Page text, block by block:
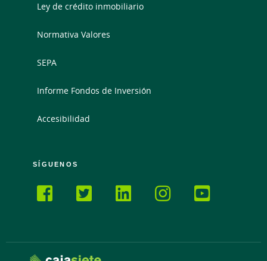
Ley de crédito inmobiliario
Normativa Valores
SEPA
Informe Fondos de Inversión
Accesibilidad
SÍGUENOS